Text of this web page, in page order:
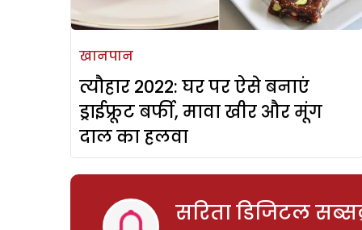
खानपान
त्यौहार 2022: घर पर ऐसे बनाएं
ड्राईफ्रूट बर्फी, मावा खीर और मूंग
दाल का हलवा
सरिता डिजिटल